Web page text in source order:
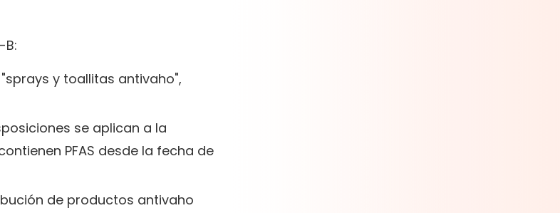
y toallitas antivaho",
se aplican a la
PFAS desde la fecha de
de productos antivaho